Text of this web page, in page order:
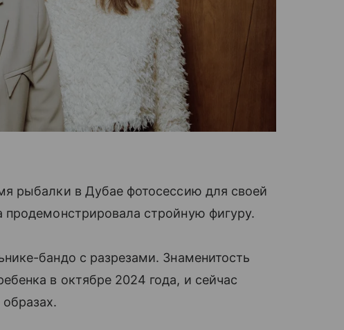
рыбалки в Дубае фотосессию для своей
стройную фигуру.
бандо с разрезами. Знаменитость
в октябре 2024 года, и сейчас